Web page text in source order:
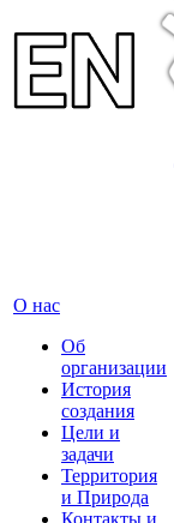
О нас
Об
организации
История
создания
Цели и
задачи
Территория
и Природа
Контакты и